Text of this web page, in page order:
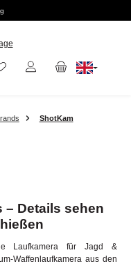
ShotKam
– Details sehen
Laufkamera für Jagd &
Waffenlaufkamera aus den